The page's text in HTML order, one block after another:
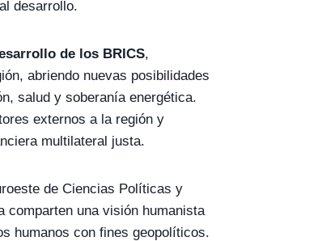
desarrollo.
de los BRICS,
abriendo nuevas posibilidades
salud y soberanía energética.
externos a la región y
multilateral justa.
de Ciencias Políticas y
comparten una visión humanista
humanos con fines geopolíticos.